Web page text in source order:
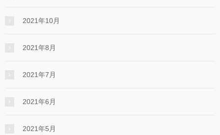
2021年10月
2021年8月
2021年7月
2021年6月
2021年5月